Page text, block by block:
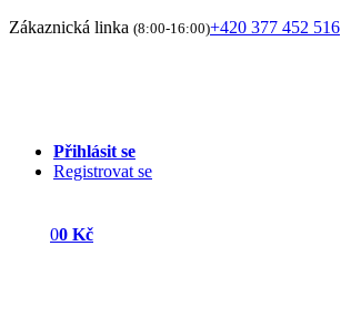
Zákaznická linka (8:00-16:00)+420 377 452 516
Přihlásit se
Registrovat se
00 Kč